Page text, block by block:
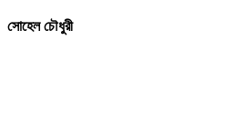
সোহেল চৌধুরী